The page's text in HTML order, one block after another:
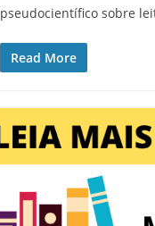
pseudocientífico sobre
Read More